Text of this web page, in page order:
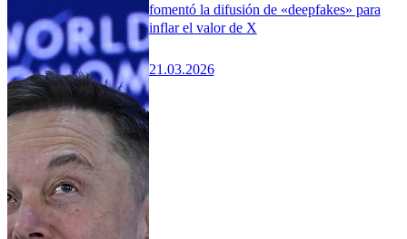
fomentó la difusión de «deepfakes» para
inflar el valor de X
21.03.2026